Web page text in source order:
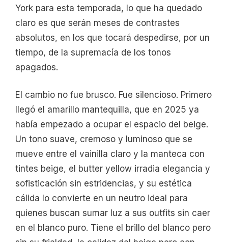
York para esta temporada, lo que ha quedado
claro es que serán meses de contrastes
absolutos, en los que tocará despedirse, por un
tiempo, de la supremacía de los tonos
apagados.
El cambio no fue brusco. Fue silencioso. Primero
llegó el amarillo mantequilla, que en 2025 ya
había empezado a ocupar el espacio del beige.
Un tono suave, cremoso y luminoso que se
mueve entre el vainilla claro y la manteca con
tintes beige, el butter yellow irradia elegancia y
sofisticación sin estridencias, y su estética
cálida lo convierte en un neutro ideal para
quienes buscan sumar luz a sus outfits sin caer
en el blanco puro. Tiene el brillo del blanco pero